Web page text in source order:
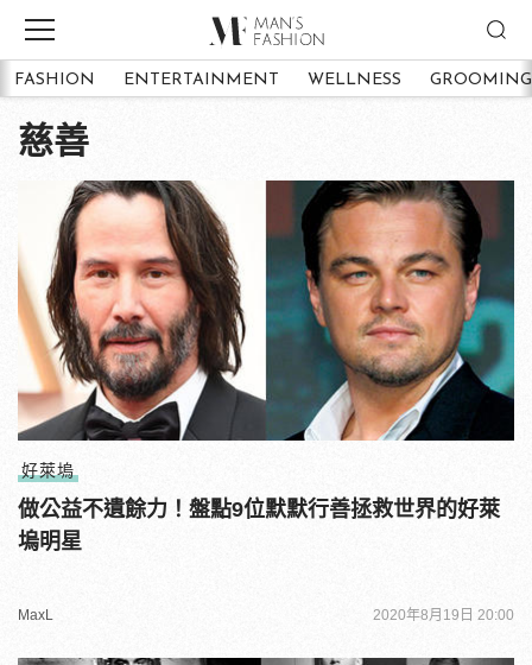
FASHION ENTERTAINMENT WELLNESS GROOMING
慈善
好萊塢
做公益不遺餘力！盤點9位默默行善拯救世界的好萊
塢明星
MaxL 2020年8月19日 20:00